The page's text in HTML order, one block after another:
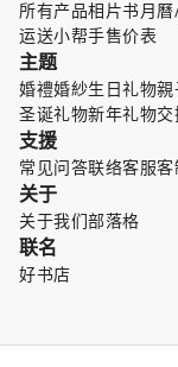
所有产品相片书月
运送小帮手售价表
主题
婚禮婚紗生日礼物親
圣诞礼物新年礼物交
支援
常见问答联络客服客
关于
关于我们部落格
联名
好书店